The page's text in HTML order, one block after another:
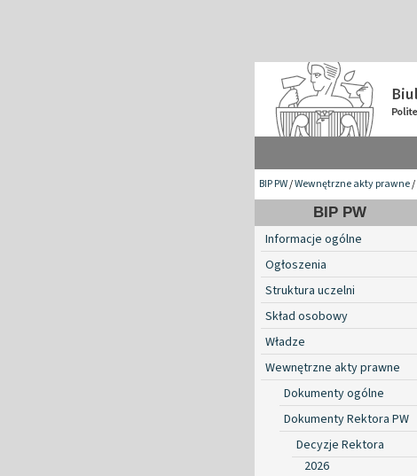
BIP PW/Wewnętrzne akty prawne/
BIP PW
Informacje ogólne
Ogłoszenia
Struktura uczelni
Skład osobowy
Władze
Wewnętrzne akty prawne
Dokumenty ogólne
Dokumenty Rektora PW
Decyzje Rektora
2026